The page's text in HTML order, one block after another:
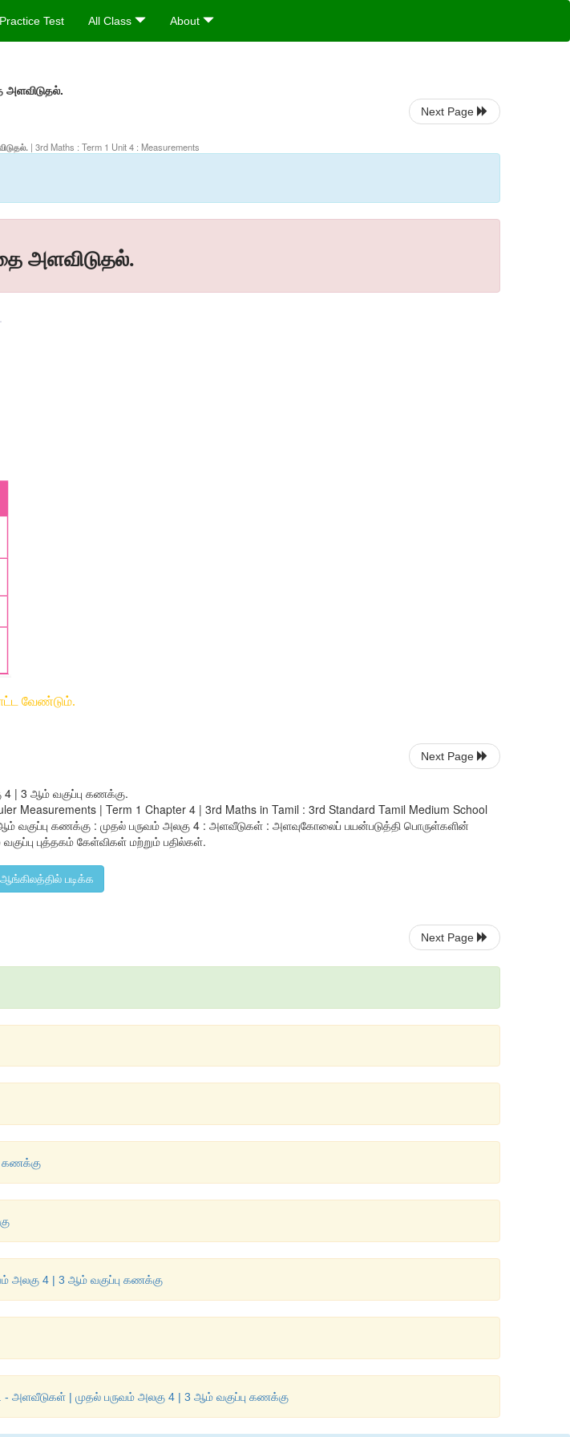
Practice Test All Class About
Next Page
| 3rd Maths : Term 1 Unit 4 : Measurements
அளவிடுதல்.
வேண்டும்.
Next Page
4 | 3 ஆம் வகுப்பு கணக்கு.
Measurements | Term 1 Chapter 4 | 3rd Maths in Tamil : 3rd Standard Tamil Medium School
வகுப்பு கணக்கு : முதல் பருவம் அலகு 4 : அளவீடுகள் : அளவுகோலைப் பயன்படுத்தி பொருள்களின்
புத்தகம் கேள்விகள் மற்றும் பதில்கள்.
படிக்க
Next Page
கணக்கு
அலகு 4 | 3 ஆம் வகுப்பு கணக்கு
அளவீடுகள் | முதல் பருவம் அலகு 4 | 3 ஆம் வகுப்பு கணக்கு